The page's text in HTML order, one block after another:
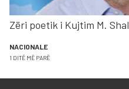
Zëri poetik i Kujtim M.
NACIONALE
1 DITË MË PARË